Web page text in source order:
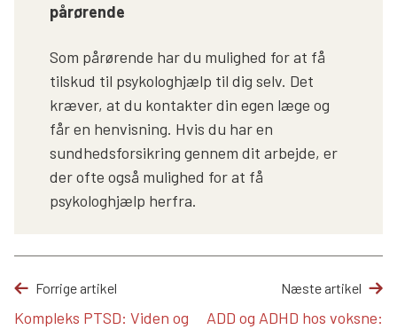
pårørende
Som pårørende har du mulighed for at få
tilskud til psykologhjælp til dig selv. Det
kræver, at du kontakter din egen læge og
får en henvisning. Hvis du har en
sundhedsforsikring gennem dit arbejde, er
der ofte også mulighed for at få
psykologhjælp herfra.
Forrige artikel
Kompleks PTSD: Viden og
Næste artikel
ADD og ADHD hos voksne: